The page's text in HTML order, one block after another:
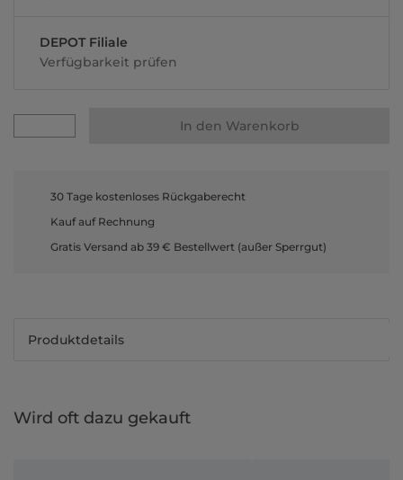
DEPOT Filiale
Verfügbarkeit prüfen
In den Warenkorb
30 Tage kostenloses Rückgaberecht
Kauf auf Rechnung
Gratis Versand ab 39 € Bestellwert (außer Sperrgut)
Produktdetails
Wird oft dazu gekauft